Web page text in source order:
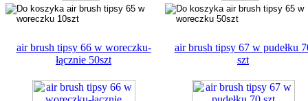
air brush tipsy 66 w woreczku-
łącznie 50szt
air brush tipsy 67 w pudełku
szt